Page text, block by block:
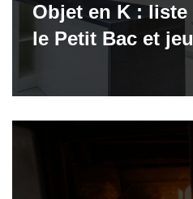
Objet en K :
le Petit Bac et